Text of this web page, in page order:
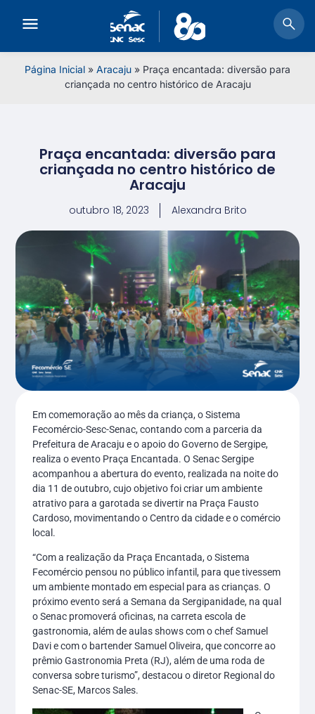
Página Inicial » Aracaju » Praça encantada: diversão para
criançada no centro histórico de Aracaju
Praça encantada: diversão para
criançada no centro histórico de
Aracaju
outubro 18, 2023 Alexandra Brito
Em comemoração ao mês da criança, o Sistema
Fecomércio-Sesc-Senac, contando com a parceria da
Prefeitura de Aracaju e o apoio do Governo de Sergipe,
realiza o evento Praça Encantada. O Senac Sergipe
acompanhou a abertura do evento, realizada na noite do
dia 11 de outubro, cujo objetivo foi criar um ambiente
atrativo para a garotada se divertir na Praça Fausto
Cardoso, movimentando o Centro da cidade e o comércio
local.
“Com a realização da Praça Encantada, o Sistema
Fecomércio pensou no público infantil, para que tivessem
um ambiente montado em especial para as crianças. O
próximo evento será a Semana da Sergipanidade, na qual
o Senac promoverá oficinas, na carreta escola de
gastronomia, além de aulas shows com o chef Samuel
Davi e com o bartender Samuel Oliveira, que concorre ao
prêmio Gastronomia Preta (RJ), além de uma roda de
conversa sobre turismo”, destacou o diretor Regional do
Senac-SE, Marcos Sales.